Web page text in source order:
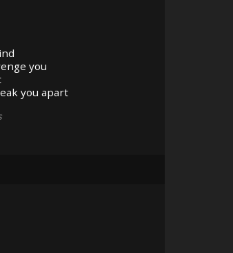
you
you apart